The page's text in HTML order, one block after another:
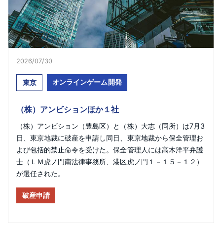
2026/07/30
東京 オンラインゲーム開発
（株）アンビションほか１社
（株）アンビション（豊島区）と（株）大志（同所）は7月3
日、東京地裁に破産を申請し同日、東京地裁から保全管理お
よび包括的禁止命令を受けた。保全管理人には高木洋平弁護
士（ＬＭ虎ノ門南法律事務所、港区虎ノ門１－１５－１２）
が選任された。
破産申請